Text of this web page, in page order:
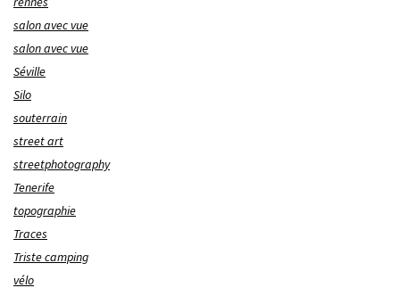
salon avec vue
salon avec vue
Séville
Silo
souterrain
street art
streetphotography
Tenerife
topographie
Traces
Triste camping
vélo